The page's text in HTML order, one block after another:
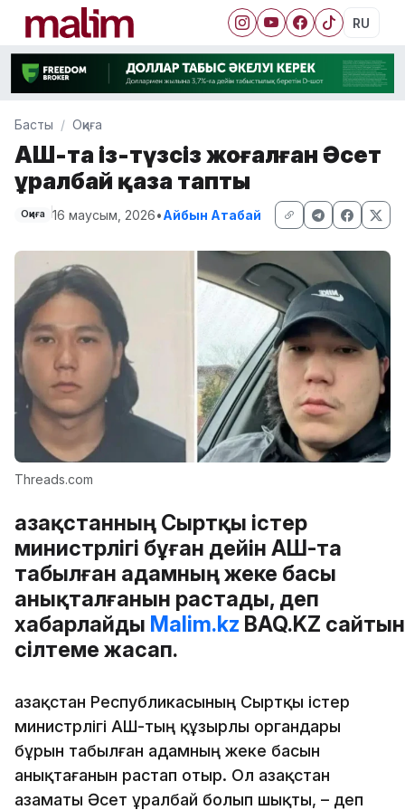
RU
Басты Оқиға
АҚШ-та із-түзсіз жоғалған Әсет
Құралбай қаза тапты
Оқиға 16 маусым, 2026•Айбын Атабай
Threads.com
Қазақстанның Сыртқы істер
министрлігі бұған дейін АҚШ-та
табылған адамның жеке басы
анықталғанын растады, деп
хабарлайды Malim.kz BAQ.KZ
сілтеме жасап.
Қазақстан Республикасының Сыртқы істер
министрлігі АҚШ-тың құзырлы органдары
бұрын табылған адамның жеке басын
анықтағанын растап отыр. Ол Қазақстан
азаматы Әсет Құралбай болып шықты, – деп